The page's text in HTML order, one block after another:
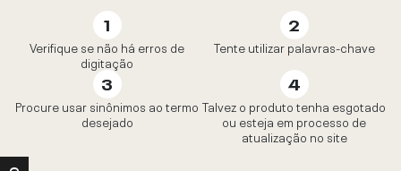
Verifique se não há erros de
digitação
Tente utilizar palavras-chave
Procure usar sinônimos ao termo
desejado
Talvez o produto tenha esgotado
ou esteja em processo de
atualização no site